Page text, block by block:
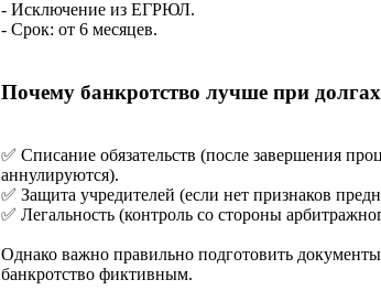
- Исключение из ЕГРЮЛ.
- Срок: от 6 месяцев.
Почему банкротство лучше при
✅ Списание обязательств (после завершения
аннулируются).
✅ Защита учредителей (если нет признаков
✅ Легальность (контроль со стороны
Однако важно правильно подготовить
банкротство фиктивным.